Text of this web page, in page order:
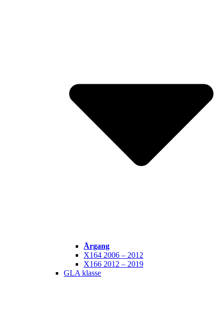
Årgang
X164 2006 – 2012
X166 2012 – 2019
GLA klasse